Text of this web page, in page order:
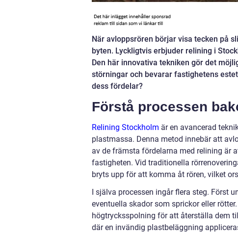
När avloppsrören börjar visa tecken på
byten. Lyckligtvis erbjuder relining i
Den här innovativa tekniken gör det
störningar och bevarar fastighetens
dess fördelar?
Förstå processen
Relining Stockholm är en avancerad
plastmassa. Denna metod innebär att
av de främsta fördelarna med relining är
fastigheten. Vid traditionella
bryts upp för att komma åt rören, vilket
I själva processen ingår flera steg. Först
eventuella skador som sprickor eller
högtrycksspolning för att återställa dem
där en invändig plastbeläggning